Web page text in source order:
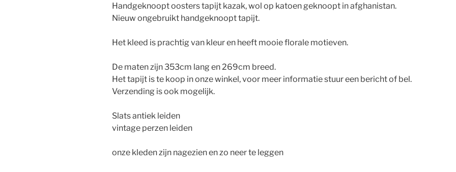
Handgeknoopt oosters tapijt kazak, wol op katoen geknoopt in afghanistan.
Nieuw ongebruikt handgeknoopt tapijt.
Het kleed is prachtig van kleur en heeft mooie florale motieven.
De maten zijn 353cm lang en 269cm breed.
Het tapijt is te koop in onze winkel, voor meer informatie stuur een bericht of bel.
Verzending is ook mogelijk.
Slats antiek leiden
vintage perzen leiden
onze kleden zijn nagezien en zo neer te leggen